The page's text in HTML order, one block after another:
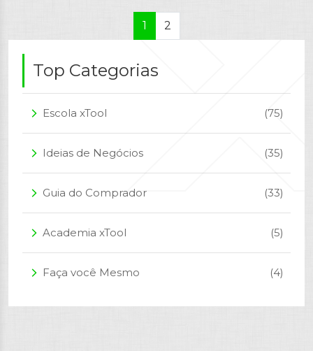
1 2
Top Categorias
arrow_forward_ios Escola xTool (75)
arrow_forward_ios Ideias de Negócios (35)
arrow_forward_ios Guia do Comprador (33)
arrow_forward_ios Academia xTool (5)
arrow_forward_ios Faça você Mesmo (4)